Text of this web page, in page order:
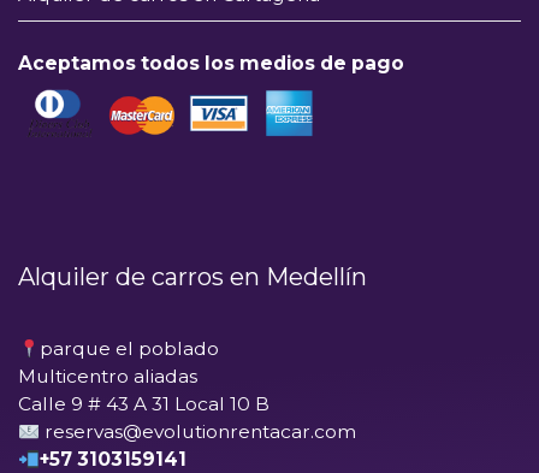
Aceptamos todos los medios de pago
Alquiler de carros en Medellín
parque el poblado
Multicentro aliadas
Calle 9 # 43 A 31 Local 10 B
reservas@evolutionrentacar.com
+57 3103159141